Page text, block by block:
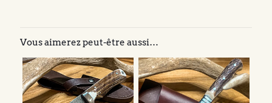
Vous aimerez peut-être aussi…